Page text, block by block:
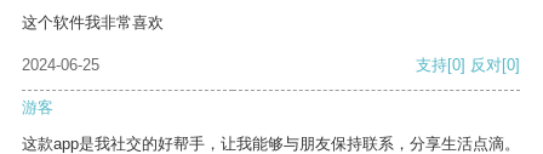
这个软件我非常喜欢
2024-06-25 支持[0] 反对[0]
游客
这款app是我社交的好帮手，让我能够与朋友保持联系，分享生活点滴。